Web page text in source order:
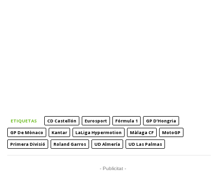
ETIQUETAS CD Castellón Eurosport Fórmula 1
GP D’Hongria
GP De Mònaco
Kantar LaLiga Hypermotion Màlaga CF
MotoGP
Primera Divisió
Roland Garros UD Almería UD Las Palmas
- Publicitat -